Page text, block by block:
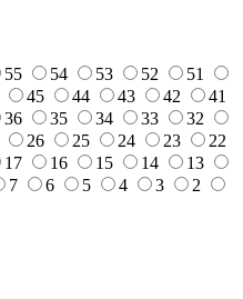
55 54 53 52
51
45 44 43 42
41
36 35 34 33
32
26 25 24 23
22
17 16 15 14
13
7 6 5 4 3
2